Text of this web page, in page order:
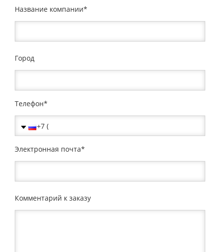
Название компании
Город
Телефон
Электронная почта
Комментарий к заказу